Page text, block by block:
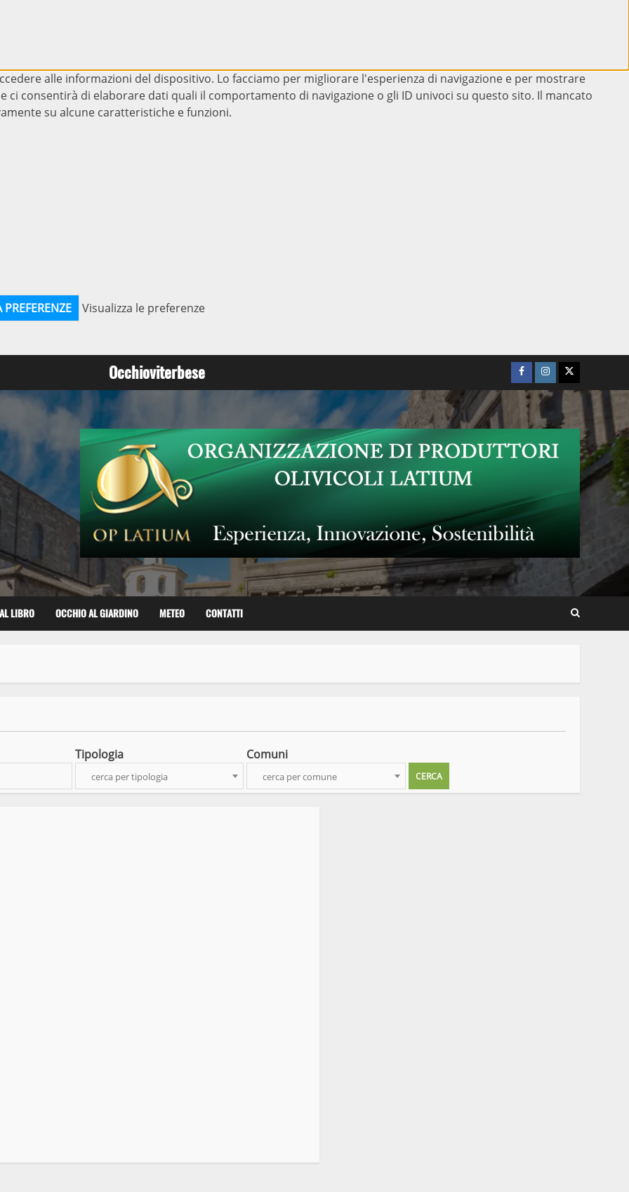
alle informazioni del dispositivo. Lo facciamo per migliorare l'esperienza di navigazione e per mostrare
ci consentirà di elaborare dati quali il comportamento di navigazione o gli ID univoci su questo sito. Il mancato
su alcune caratteristiche e funzioni.
PREFERENZE
Visualizza le preferenze
Occhioviterbese Facebook
Instagram
Twitter
LIBRO OCCHIO AL GIARDINO METEO CONTATTI
Tipologia
cerca per tipologia
Comuni
cerca per comune